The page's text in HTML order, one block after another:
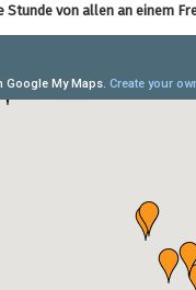
Stunde von allen an einem